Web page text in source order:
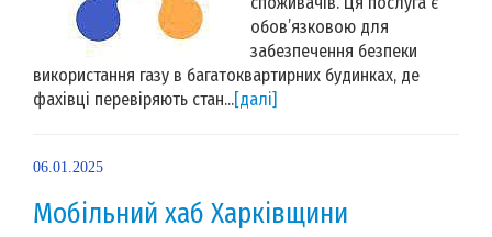
обов’язковою для
забезпечення безпеки
використання газу в багатоквартирних будинках, де
фахівці перевіряють стан...[далі]
06.01.2025
Мобільний хаб Харківщини